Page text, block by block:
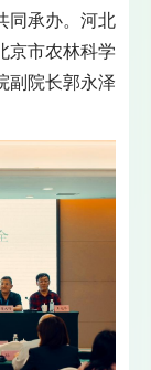
同承办。河北
京市农林科学
副院长郭永泽